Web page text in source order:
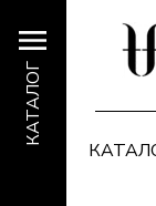
КАТАЛОГ